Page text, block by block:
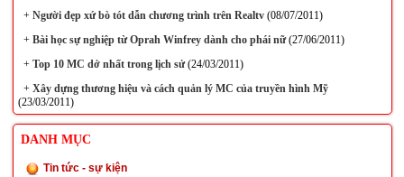
+Người đẹp xứ bò tót dẫn chương trình trên Realtv(08/07/2011)
+Bài học sự nghiệp từ Oprah Winfrey dành cho phái nữ(27/06/2011)
+Top 10 MC dở nhất trong lịch sử(24/03/2011)
+Xây dựng thương hiệu và cách quản lý MC của truyền hình Mỹ
(23/03/2011)
DANH MỤC
Tin tức - sự kiện